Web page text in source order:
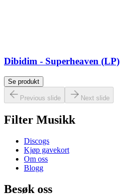
Dibidim - Superheaven (LP)
Se produkt
Previous slide Next slide
Filter Musikk
Discogs
Kjøp gavekort
Om oss
Blogg
Besøk oss